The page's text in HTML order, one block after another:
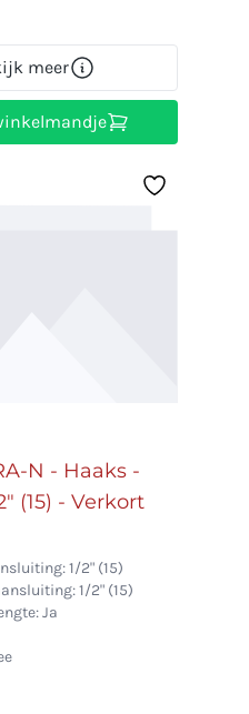
meer
N - Haaks -
(15) - Verkort
1/2" (15)
1/2" (15)
Ja